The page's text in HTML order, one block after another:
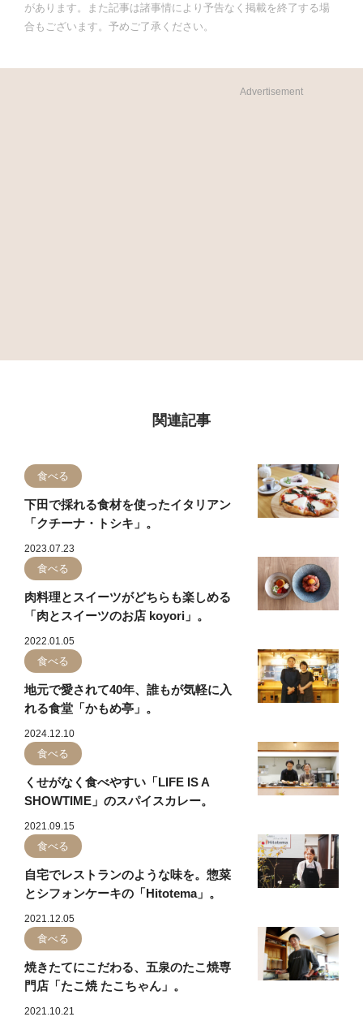
があります。また記事は諸事情により予告なく掲載を終了する場
合もございます。予めご了承ください。
Advertisement
関連記事
食べる
下田で採れる食材を使ったイタリアン
「クチーナ・トシキ」。
2023.07.23
食べる
肉料理とスイーツがどちらも楽しめる
「肉とスイーツのお店 koyori」。
2022.01.05
食べる
地元で愛されて40年、誰もが気軽に入
れる食堂「かもめ亭」。
2024.12.10
食べる
くせがなく食べやすい「LIFE IS A
SHOWTIME」のスパイスカレー。
2021.09.15
食べる
自宅でレストランのような味を。惣菜
とシフォンケーキの「Hitotema」。
2021.12.05
食べる
焼きたてにこだわる、五泉のたこ焼専
門店「たこ焼 たこちゃん」。
2021.10.21